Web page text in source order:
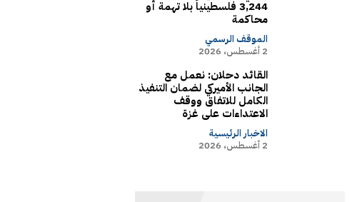
3,244 فلسطينياً بلا تهمة أو
محاكمة
الموقف الرسمي
2 أغسطس، 2026
القائد دحلان: نعمل مع
الجانب الأميركي لضمان التنفيذ
الكامل للاتفاق ووقف
الاعتداءات على غزة
الاخبار الرئيسية
2 أغسطس، 2026